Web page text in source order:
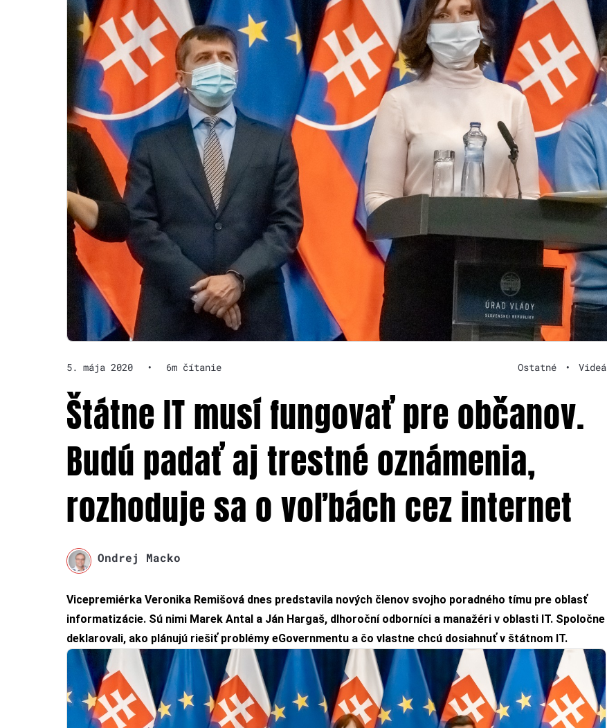
5. mája 2020 • 6m čítanie Ostatné • Videá
Štátne IT musí fungovať pre občanov.
Budú padať aj trestné oznámenia,
rozhoduje sa o voľbách cez internet
Ondrej Macko
Vicepremiérka Veronika Remišová dnes predstavila nových členov svojho poradného tímu pre oblasť
informatizácie. Sú nimi Marek Antal a Ján Hargaš, dlhoroční odborníci a manažéri v oblasti IT. Spoločne
deklarovali, ako plánujú riešiť problémy eGovernmentu a čo vlastne chcú dosiahnuť v štátnom IT.